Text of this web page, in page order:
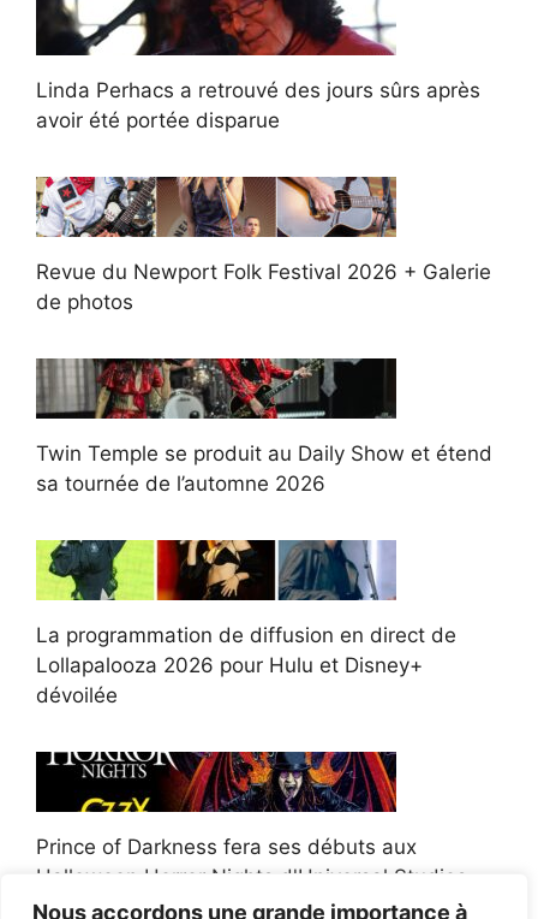
Nous accordons une grande importance à
Linda Perhacs a retrouvé des jours sûrs après
avoir été portée disparue
Revue du Newport Folk Festival 2026 + Galerie
de photos
Twin Temple se produit au Daily Show et étend
sa tournée de l’automne 2026
La programmation de diffusion en direct de
Lollapalooza 2026 pour Hulu et Disney+
dévoilée
Prince of Darkness fera ses débuts aux
Halloween Horror Nights d'Universal Studios